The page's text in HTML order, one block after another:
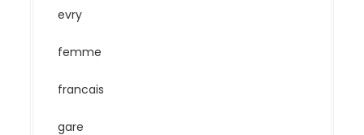
evry
femme
francais
gare